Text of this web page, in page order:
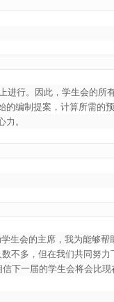
因此，学生会的所有
编制提案，计算所需的
。
会的主席，我为能够帮
多，但在我们共同努力
下一届的学生会将会比